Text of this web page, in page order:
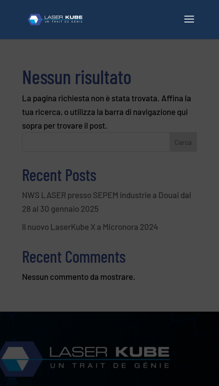
Nessun risultato
La pagina richiesta non è stata trovata. Affina la
tua ricerca, o utilizza la barra di navigazione qui
sopra per trovare il post.
Cerca
Recent Posts
NWS LASER presso SEPEM industrie a Douai dal
28 al 30 gennaio 2025
Il nuovo LaserKube X a Micronora 2024
Recent Comments
Nessun commento da mostrare.